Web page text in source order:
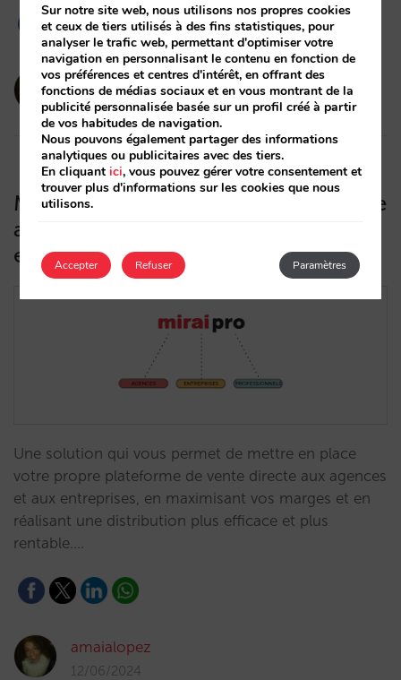
amaialopez
08/07/2024
Mirai Pro : la solution de vente directe
aux agences de voyages et aux
entreprises
Une solution qui vous permet de mettre en place
votre propre plateforme de vente directe aux agences
et aux entreprises, en maximisant vos marges et en
réalisant une distribution plus efficace et plus
rentable.…
amaialopez
12/06/2024
Sur notre site web, nous utilisons nos propres cookies
et ceux de tiers utilisés à des fins statistiques, pour
analyser le trafic web, permettant d'optimiser votre
navigation en personnalisant le contenu en fonction de
vos préférences et centres d'intérêt, en offrant des
fonctions de médias sociaux et en vous montrant de la
publicité personnalisée basée sur un profil créé à partir
de vos habitudes de navigation.
Nous pouvons également partager des informations
analytiques ou publicitaires avec des tiers.
En cliquantici, vous pouvez gérer votre consentement et
trouver plus d'informations sur les cookies que nous
utilisons.
Accepter Paramètres
Refuser